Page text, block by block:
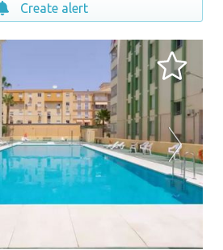
Create alert
CARGANDO...